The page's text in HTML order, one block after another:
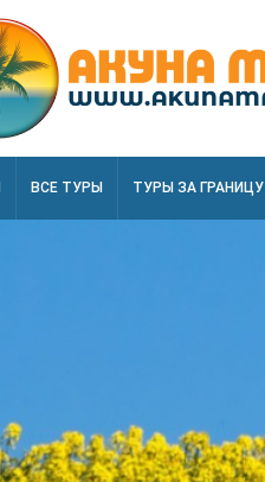
ВСЕ ТУРЫ ТУРЫ ЗА ГРАНИЦУ